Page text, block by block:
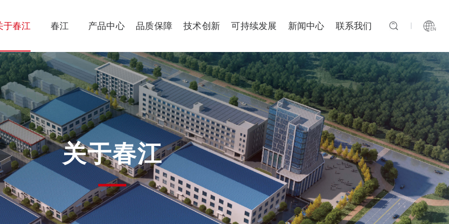
于春江 春江 产品中心 品质保障 技术创新 可持续发展 新闻中心 联系我们
关于春江